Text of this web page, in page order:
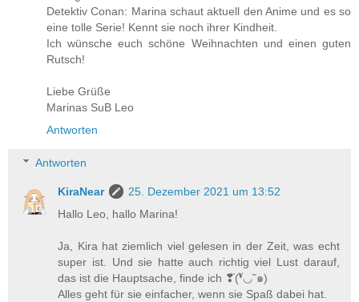
Detektiv Conan: Marina schaut aktuell den Anime und es so
eine tolle Serie! Kennt sie noch ihrer Kindheit.
Ich wünsche euch schöne Weihnachten und einen guten
Rutsch!
Liebe Grüße
Marinas SuB Leo
Antworten
Antworten
KiraNear
25. Dezember 2021 um 13:52
Hallo Leo, hallo Marina!
Ja, Kira hat ziemlich viel gelesen in der Zeit, was echt
super ist. Und sie hatte auch richtig viel Lust darauf,
das ist die Hauptsache, finde ich ❣⃛(❛ั◡˜๑)
Alles geht für sie einfacher, wenn sie Spaß dabei hat.